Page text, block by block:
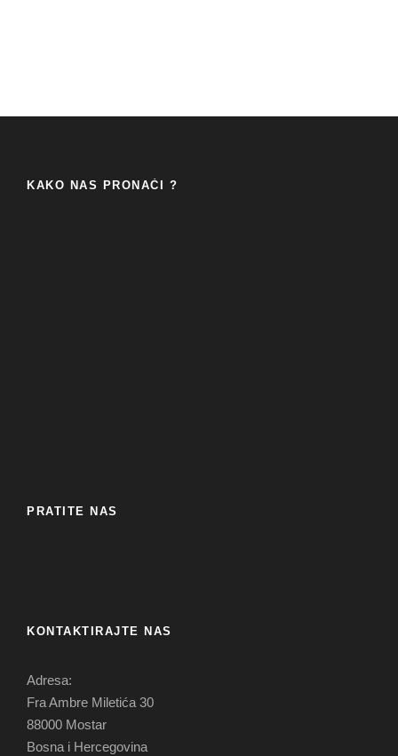
KAKO NAS PRONAĆI ?
PRATITE NAS
KONTAKTIRAJTE NAS
Adresa:
Fra Ambre Miletića 30
88000 Mostar
Bosna i Hercegovina